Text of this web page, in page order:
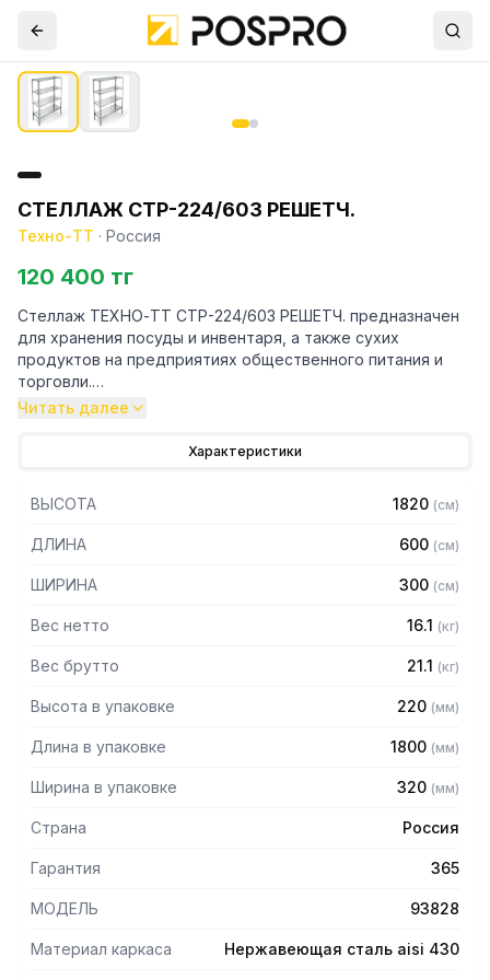
СТЕЛЛАЖ СТР-224/603 РЕШЕТЧ.
Техно-ТТ · Россия
120 400 тг
Стеллаж ТЕХНО-ТТ СТР-224/603 РЕШЕТЧ. предназначен
для хранения посуды и инвентаря, а также сухих
продуктов на предприятиях общественного питания и
торговли.
430 толщиной 2 мм
— Четыре решетчатые полки из нержавеющей стали
марки AISI 304 толщиной 0,8 мм
— Расстояние между полками регулируемое с шагом 50
— Регулируемые опоры
Читать далее
Характеристики
ВЫСОТА 1820 (см)
ДЛИНА 600 (см)
ШИРИНА 300 (см)
Вес нетто 16.1 (кг)
Вес брутто 21.1 (кг)
Высота в упаковке 220 (мм)
Длина в упаковке 1800 (мм)
Ширина в упаковке 320 (мм)
Страна Россия
Гарантия 365
МОДЕЛЬ 93828
Материал каркаса Нержавеющая сталь aisi 430